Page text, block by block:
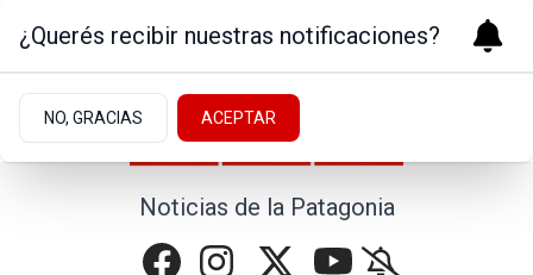
Noticias de la Patagonia
¿Querés recibir nuestras notificaciones?
NO, GRACIAS ACEPTAR